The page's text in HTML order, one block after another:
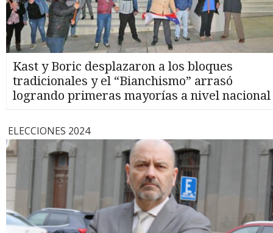
Kast y Boric desplazaron a los bloques
tradicionales y el “Bianchismo” arrasó
logrando primeras mayorías a nivel nacional
ELECCIONES 2024